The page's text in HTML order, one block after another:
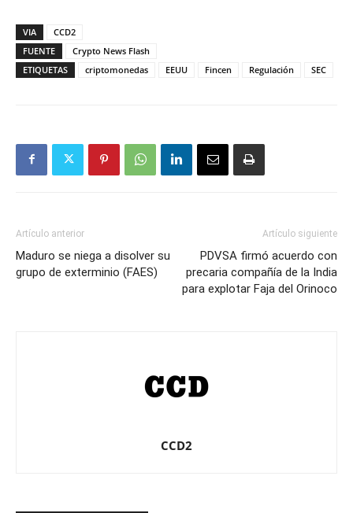
VIA
CCD2
FUENTE
Crypto News Flash
ETIQUETAS
criptomonedas EEUU Fincen Regulación SEC
Artículo anterior
Maduro se niega a disolver su
grupo de exterminio (FAES)
Artículo siguiente
PDVSA firmó acuerdo con
precaria compañía de la India
para explotar Faja del Orinoco
CCD2